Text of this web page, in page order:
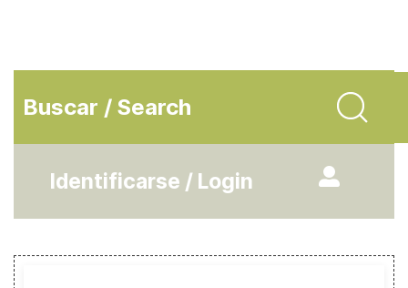
Buscar / Search
Identificarse / Login